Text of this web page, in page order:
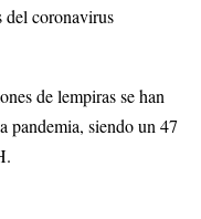
del coronavirus
de lempiras se han
pandemia, siendo un 47